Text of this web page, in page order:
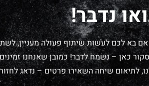
נדבר!
אם בא לכם לעשות שיתוף פעולה מעניין,
כאן – נשמח לדבר! כמובן שאנחנו
לתיאום שיחה השאירו פרטים – נדאג